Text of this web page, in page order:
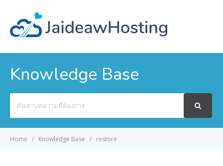
Knowledge Base
For
Home Knowledge Base restore